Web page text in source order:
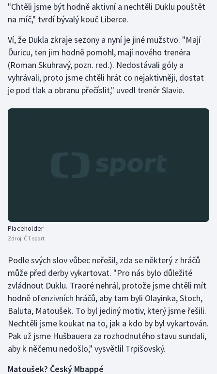
Vodní slalom
Volejbal
Ostatní
"Chtěli jsme být hodně aktivní a nechtěli Duklu pouštět
na míč," tvrdí bývalý kouč Liberce.
Ví, že Dukla zkraje sezony a nyní je jiné mužstvo. "Mají
Ďuricu, ten jim hodně pomohl, mají nového trenéra
(Roman Skuhravý, pozn. red.). Nedostávali góly a
vyhrávali, proto jsme chtěli hrát co nejaktivněji, dostat
je pod tlak a obranu přečíslit," uvedl trenér Slavie.
Placeholder
Zdroj: ČT sport
Podle svých slov vůbec neřešil, zda se některý z hráčů
může před derby vykartovat. "Pro nás bylo důležité
zvládnout Duklu. Traoré nehrál, protože jsme chtěli mít
hodně ofenzivních hráčů, aby tam byli Olayinka, Stoch,
Baluta, Matoušek. To byl jediný motiv, který jsme řešili.
Nechtěli jsme koukat na to, jak a kdo by byl vykartován.
Pak už jsme Hušbauera za rozhodnutého stavu sundali,
aby k něčemu nedošlo," vysvětlil Trpišovský.
Matoušek? Český Mbappé